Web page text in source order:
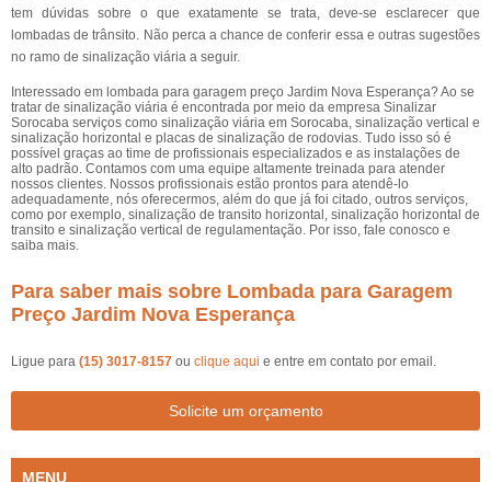
tem dúvidas sobre o que exatamente se trata, deve-se esclarecer que
lombadas de trânsito. Não perca a chance de conferir essa e outras sugestões
no ramo de sinalização viária a seguir.
Interessado em lombada para garagem preço Jardim Nova Esperança? Ao se
tratar de sinalização viária é encontrada por meio da empresa Sinalizar
Sorocaba serviços como sinalização viária em Sorocaba, sinalização vertical e
sinalização horizontal e placas de sinalização de rodovias. Tudo isso só é
possível graças ao time de profissionais especializados e as instalações de
alto padrão. Contamos com uma equipe altamente treinada para atender
nossos clientes. Nossos profissionais estão prontos para atendê-lo
adequadamente, nós oferecermos, além do que já foi citado, outros serviços,
como por exemplo, sinalização de transito horizontal, sinalização horizontal de
transito e sinalização vertical de regulamentação. Por isso, fale conosco e
saiba mais.
Para saber mais sobre Lombada para Garagem
Preço Jardim Nova Esperança
Ligue para (15) 3017-8157 ou clique aqui e entre em contato por email.
Solicite um orçamento
MENU